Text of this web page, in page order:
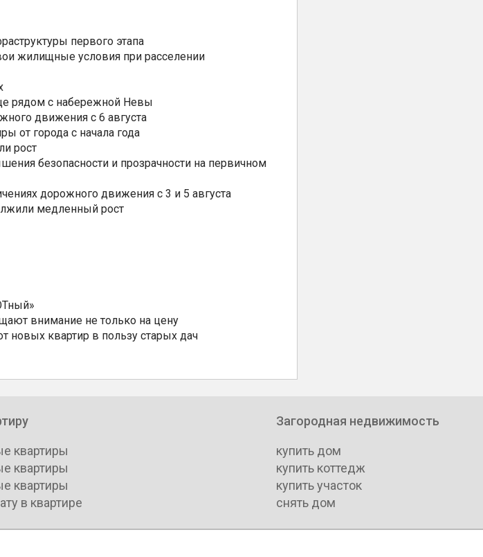
первого этапа
жилищные условия при расселении
рядом с набережной Невы
движения с 6 августа
от города с начала года
рост
безопасности и прозрачности на первичном
дорожного движения с 3 и 5 августа
медленный рост
внимание не только на цену
новых квартир в пользу старых дач
квартиры
квартиры
квартиры
в квартире
Загородная недвижимость
купить дом
купить коттедж
купить участок
снять дом